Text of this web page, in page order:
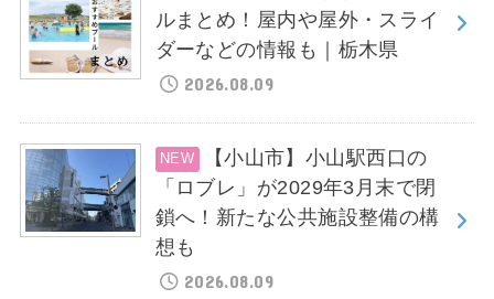
ルまとめ！屋内や屋外・スライ
ダーなどの情報も｜栃木県
2026.08.09
【小山市】小山駅西口の
「ロブレ」が2029年3月末で閉
鎖へ！新たな公共施設整備の構
想も
2026.08.09